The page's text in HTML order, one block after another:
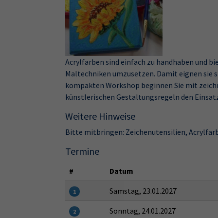
Acrylfarben sind einfach zu handhaben und
Maltechniken umzusetzen. Damit eignen sie
kompakten Workshop beginnen Sie mit
künstlerischen Gestaltungsregeln den
Weitere Hinweise
Bitte mitbringen: Zeichenutensilien,
Termine
# Datum
1 Samstag, 23.01.2027
2 Sonntag, 24.01.2027